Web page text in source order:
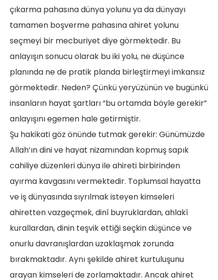
çıkarma pahasına dünya yolunu ya da dünyayı
tamamen boşverme pahasına ahiret yolunu
seçmeyi bir mecburiyet diye görmektedir. Bu
anlayışın sonucu olarak bu iki yolu, ne düşünce
planında ne de pratik planda birleştirmeyi imkansız
görmektedir. Neden? Çünkü yeryüzünün ve bugünkü
insanların hayat şartları “bu ortamda böyle gerekir”
anlayışını egemen hale getirmiştir.
Şu hakikati göz önünde tutmak gerekir: Günümüzde
Allah’ın dini ve hayat nizamından kopmuş sapık
cahiliye düzenleri dünya ile ahireti birbirinden
ayırma kavgasını vermektedir. Toplumsal hayatta
ve iş dünyasında sıyrılmak isteyen kimseleri
ahiretten vazgeçmek, dinî buyruklardan, ahlakî
kurallardan, dinin teşvik ettiği seçkin düşünce ve
onurlu davranışlardan uzaklaşmak zorunda
bırakmaktadır. Aynı şekilde ahiret kurtuluşunu
arayan kimseleri de zorlamaktadır. Ancak ahiret